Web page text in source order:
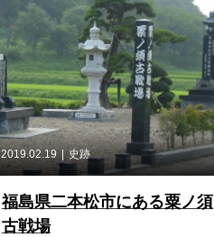
2019.02.19 史跡
福島県二本松市にある粟ノ須
古戦場